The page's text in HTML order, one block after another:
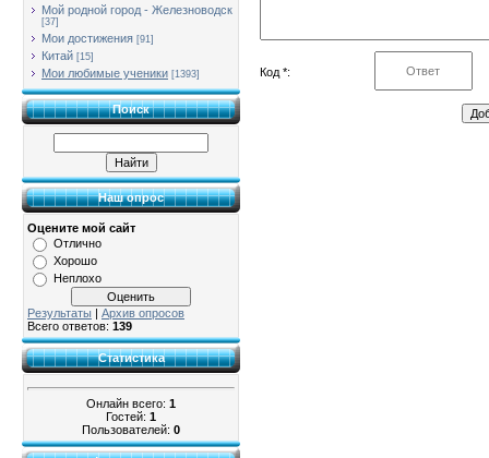
Мой родной город - Железноводск
[37]
Мои достижения [91]
Китай [15]
Мои любимые ученики [1393]
Поиск
Наш опрос
Оцените мой сайт
Отлично
Хорошо
Неплохо
Результаты | Архив опросов
Всего ответов: 139
Статистика
Онлайн всего: 1
Гостей: 1
Пользователей: 0
Код *: